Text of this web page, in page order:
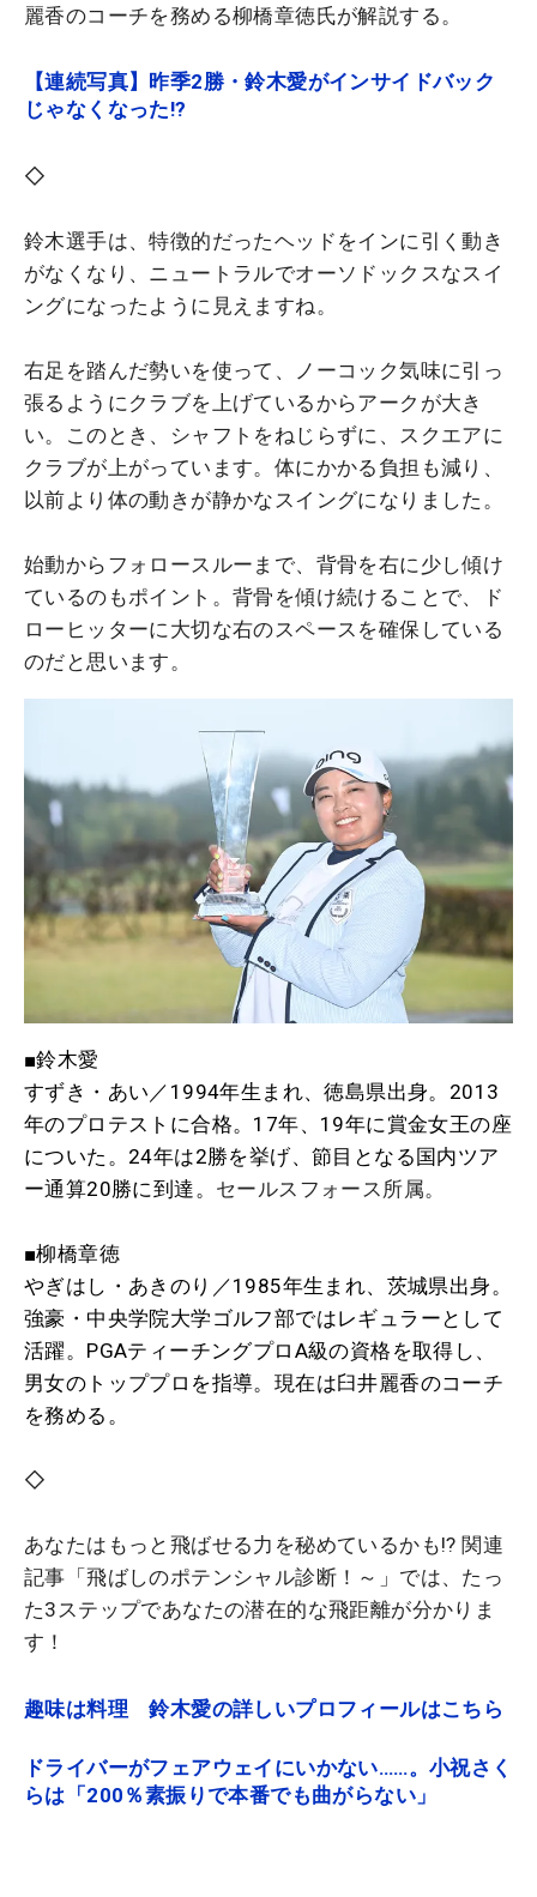
麗香のコーチを務める柳橋章徳氏が解説する。
【連続写真】昨季2勝・鈴木愛がインサイドバック
じゃなくなった!?
◇
鈴木選手は、特徴的だったヘッドをインに引く動き
がなくなり、ニュートラルでオーソドックスなスイ
ングになったように見えますね。
右足を踏んだ勢いを使って、ノーコック気味に引っ
張るようにクラブを上げているからアークが大き
い。このとき、シャフトをねじらずに、スクエアに
クラブが上がっています。体にかかる負担も減り、
以前より体の動きが静かなスイングになりました。
始動からフォロースルーまで、背骨を右に少し傾け
ているのもポイント。背骨を傾け続けることで、ド
ローヒッターに大切な右のスペースを確保している
のだと思います。
■鈴木愛
すずき・あい／1994年生まれ、徳島県出身。2013
年のプロテストに合格。17年、19年に賞金女王の座
についた。24年は2勝を挙げ、節目となる国内ツア
ー通算20勝に到達。 セールスフォース所属。
■柳橋章徳
やぎはし・あきのり／1985年生まれ、茨城県出身。
強豪・中央学院大学ゴルフ部ではレギュラーとして
活躍。PGAティーチングプロA級の資格を取得し、
男女のトッププロを指導。現在は臼井麗香のコーチ
を務める。
◇
あなたはもっと飛ばせる力を秘めているかも!? 関連
記事「飛ばしのポテンシャル診断！～」では、たっ
た3ステップであなたの潜在的な飛距離が分かりま
す！
趣味は料理 鈴木愛の詳しいプロフィールはこちら
ドライバーがフェアウェイにいかない……。小祝さく
らは「200％素振りで本番でも曲がらない」